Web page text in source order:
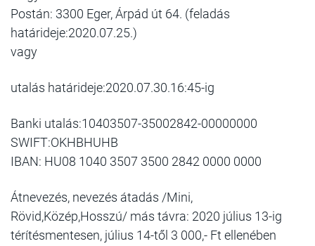
Postán: 3300 Eger, Árpád út 64. (feladás
határideje:2020.07.25.)
vagy
utalás határideje:2020.07.30.16:45-ig
Banki utalás:10403507-35002842-00000000
SWIFT:OKHBHUHB
IBAN: HU08 1040 3507 3500 2842 0000 0000
Átnevezés, nevezés átadás /Mini,
Rövid,Közép,Hosszú/ más távra: 2020 július 13-ig
térítésmentesen, július 14-től 3 000,- Ft ellenében